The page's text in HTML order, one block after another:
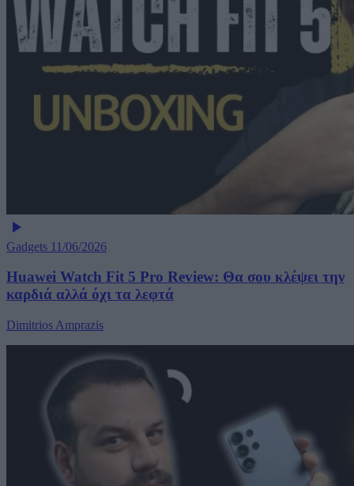
Gadgets 11/06/2026
Huawei Watch Fit 5 Pro Review: Θα σου κλέψει την
καρδιά αλλά όχι τα λεφτά
Dimitrios Amprazis